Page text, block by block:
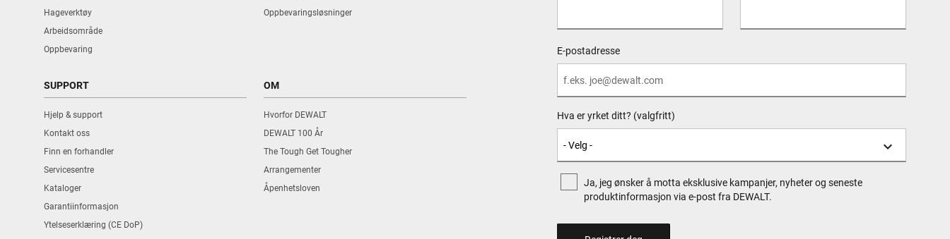
Hageverktøy
Arbeidsområde
Oppbevaring
Oppbevaringsløsninger
SUPPORT
Hjelp & support
Kontakt oss
Finn en forhandler
Servicesentre
Kataloger
Garantiinformasjon
Ytelseserklæring (CE DoP)
OM
Hvorfor DEWALT
DEWALT 100 År
The Tough Get Tougher
Arrangementer
Åpenhetsloven
E-postadresse
Hva er yrket ditt? (valgfritt)
Ja, jeg ønsker å motta eksklusive kampanjer, nyheter og seneste
produktinformasjon via e-post fra DEWALT.